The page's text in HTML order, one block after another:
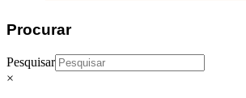
Procurar
Pesquisar
×